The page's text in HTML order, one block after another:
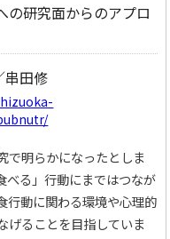
の研究面からのアプロ
串田修
で明らかになったとしま
べる」行動にまではつなが
行動に関わる環境や心理的
げることを目指していま